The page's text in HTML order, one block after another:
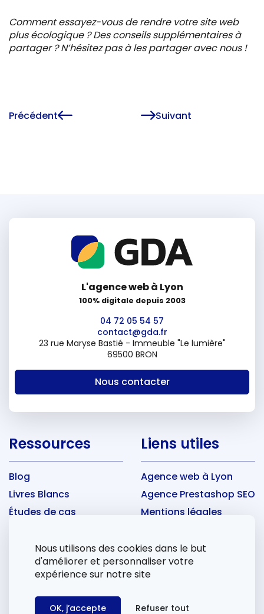
Comment essayez-vous de rendre votre site web
plus écologique ? Des conseils supplémentaires à
partager ? N’hésitez pas à les partager avec nous !
Précédent Suivant
L'agence web à Lyon
100% digitale depuis 2003
04 72 05 54 57
contact@gda.fr
23 rue Maryse Bastié - Immeuble "Le lumière"
69500 BRON
Nous contacter
Ressources
Blog
Livres Blancs
Études de cas
Liens utiles
Agence web à Lyon
Agence Prestashop SEO
Mentions légales
Nos Derniers articles
Pages dupliquées : Google met deux semaines à
Nous utilisons des cookies dans le but
d'améliorer et personnaliser votre
expérience sur notre site
OK, j’accepte Refuser tout